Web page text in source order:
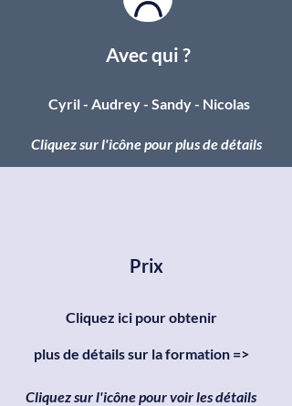
Avec qui ?
Cyril - Audrey - Sandy - Nicolas
Cliquez sur l'icône pour plus de détails
Prix
Cliquez ici pour obtenir
plus de détails sur la formation =>
Cliquez sur l'icône pour voir les détails